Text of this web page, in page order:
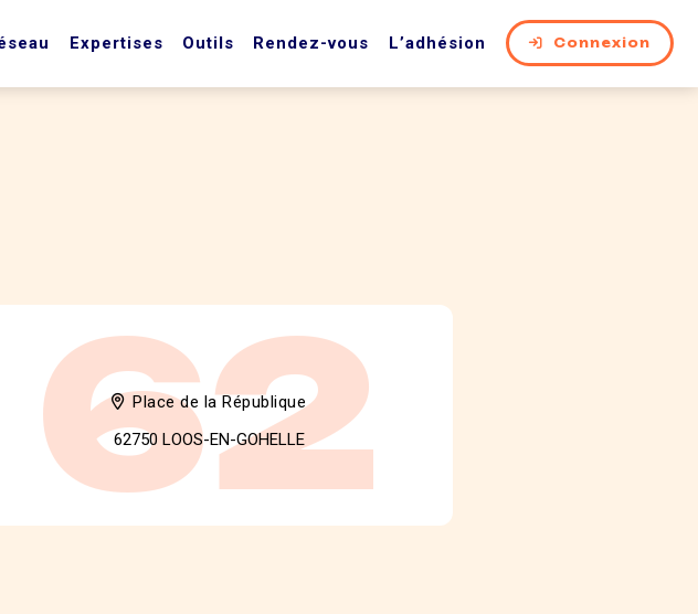
Expertises Outils Rendez-vous L’adhésion Connexion
62
Place de la République
62750 LOOS-EN-GOHELLE